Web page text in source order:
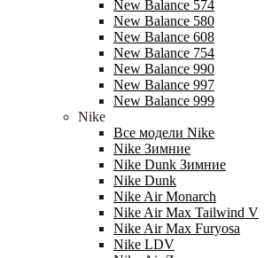
New Balance 574
New Balance 580
New Balance 608
New Balance 754
New Balance 990
New Balance 997
New Balance 999
Nike
Все модели Nike
Nike Зимние
Nike Dunk Зимние
Nike Dunk
Nike Air Monarch
Nike Air Max Tailwind V
Nike Air Max Furyosa
Nike LDV